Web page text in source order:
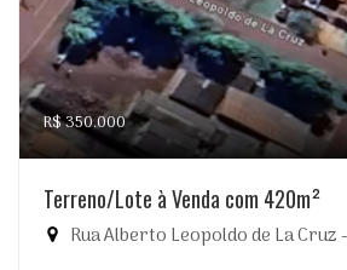
R$ 350.000
Terreno/Lote à Venda com 420m²
Rua Alberto Leopoldo de La Cruz - Parque